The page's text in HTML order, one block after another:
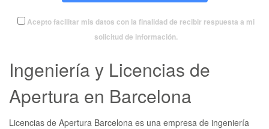
Acepto facilitar mis datos con la finalidad de recibir respuesta a mi
solicitud de información.
Ingeniería y Licencias de
Apertura en Barcelona
Licencias de Apertura Barcelona es una empresa de ingeniería